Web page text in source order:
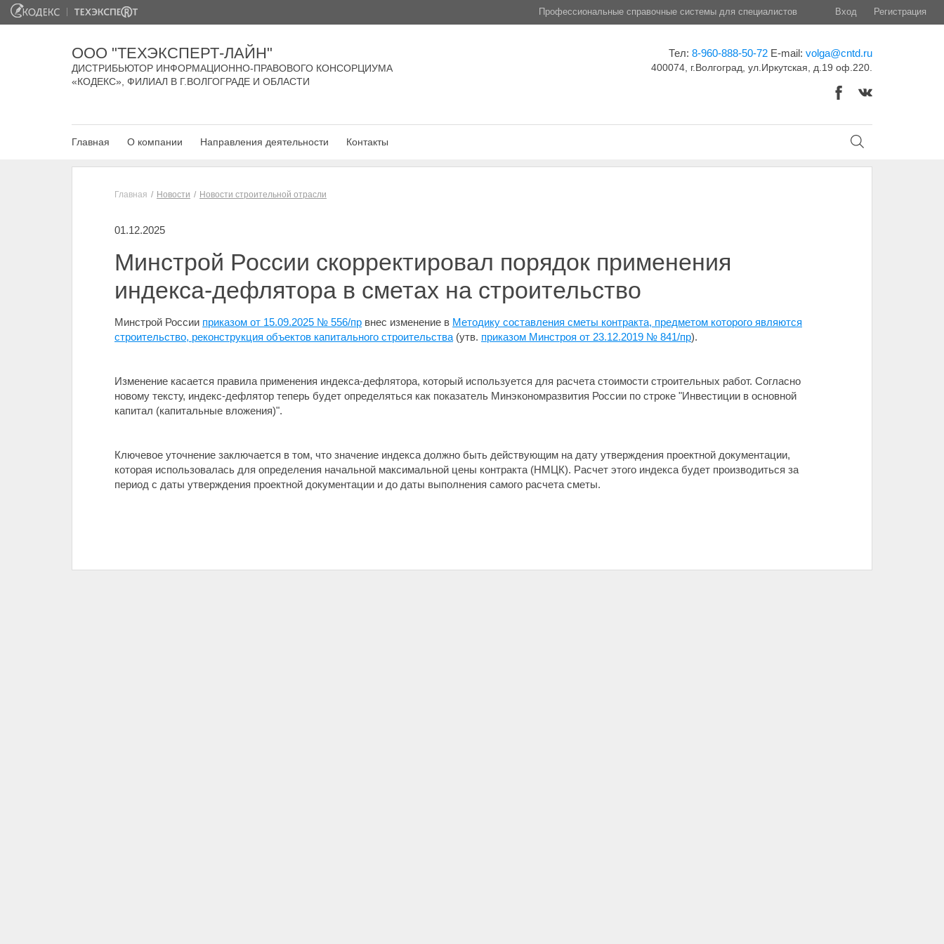
Профессиональные справочные системы для специалистов Вход Регистрация
ООО "ТЕХЭКСПЕРТ-ЛАЙН"
ДИСТРИБЬЮТОР ИНФОРМАЦИОННО-ПРАВОВОГО КОНСОРЦИУМА
«КОДЕКС», ФИЛИАЛ В Г.ВОЛГОГРАДЕ И ОБЛАСТИ
Тел: 8-960-888-50-72 E-mail: volga@cntd.ru
400074, г.Волгоград, ул.Иркутская, д.19 оф.220.
Главная О компании Направления деятельности Контакты
Главная Новости Новости строительной отрасли
01.12.2025
Минстрой России скорректировал порядок применения
индекса-дефлятора в сметах на строительство
Минстрой России приказом от 15.09.2025 № 556/пр внес изменение в Методику составления сметы контракта, предметом которого являются
строительство, реконструкция объектов капитального строительства (утв. приказом Минстроя от 23.12.2019 № 841/пр).
Изменение касается правила применения индекса-дефлятора, который используется для расчета стоимости строительных работ. Согласно
новому тексту, индекс-дефлятор теперь будет определяться как показатель Минэкономразвития России по строке "Инвестиции в основной
капитал (капитальные вложения)".
Ключевое уточнение заключается в том, что значение индекса должно быть действующим на дату утверждения проектной документации,
которая использовалась для определения начальной максимальной цены контракта (НМЦК). Расчет этого индекса будет производиться за
период с даты утверждения проектной документации и до даты выполнения самого расчета сметы.